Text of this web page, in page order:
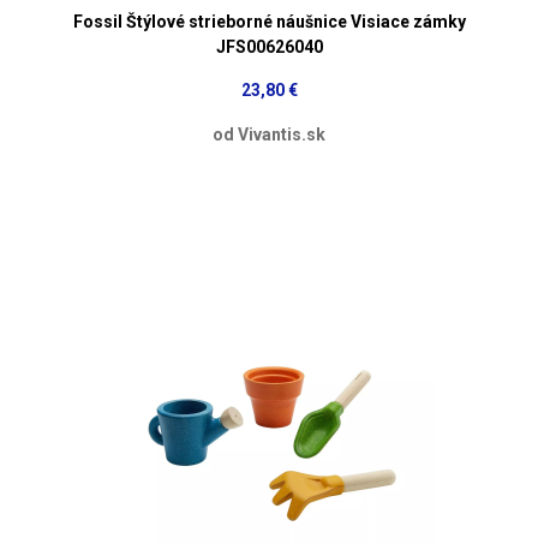
Fossil Štýlové strieborné náušnice Visiace zámky
JFS00626040
23,80 €
od Vivantis.sk